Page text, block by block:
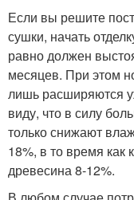
Если вы решите
сушки, начать
равно должен
месяцев. При этом
лишь расширяются
виду, что в силу
только снижают
18%, в то время как
древесина 8-12%.